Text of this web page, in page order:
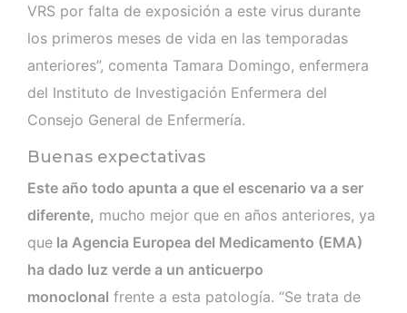
VRS por falta de exposición a este virus durante
los primeros meses de vida en las temporadas
anteriores”, comenta Tamara Domingo, enfermera
del Instituto de Investigación Enfermera del
Consejo General de Enfermería.
Buenas expectativas
Este año todo apunta a que el escenario va a ser
diferente, mucho mejor que en años anteriores, ya
que la Agencia Europea del Medicamento (EMA)
ha dado luz verde a un anticuerpo
monoclonal frente a esta patología. “Se trata de